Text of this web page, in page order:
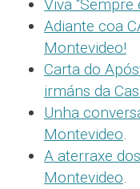
Viva “Sempre
Adiante coa
Montevideo!
Carta do
irmáns da
Unha
Montevideo.
A aterraxe
Montevideo.